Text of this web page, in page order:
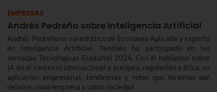
EMPRESAS
Andrés Pedreño sobre Inteligencia Artificial
Andrés Pedreño es catedrático de Economía Aplicada y experto
en Inteligencia Artificial. También ha participado en las
Jornadas Tecnológicas Euskaltel 2024. Con él hablamos sobre
IA en el contexto internacional y europeo, regulación y ética, su
aplicación empresarial, tendencias y retos que tenemos por
delante, como empresa y como sociedad.